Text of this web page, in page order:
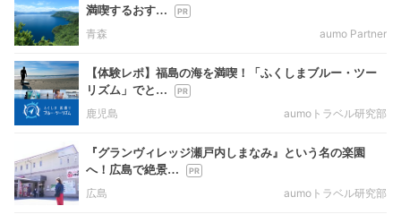
満喫するおす…
青森
aumo Partner
【体験レポ】福島の海を満喫！「ふくしまブルー・ツー
リズム」でと…
鹿児島
aumoトラベル研究部
『グランヴィレッジ瀬戸内しまなみ』という名の楽園
へ！広島で絶景…
広島
aumoトラベル研究部